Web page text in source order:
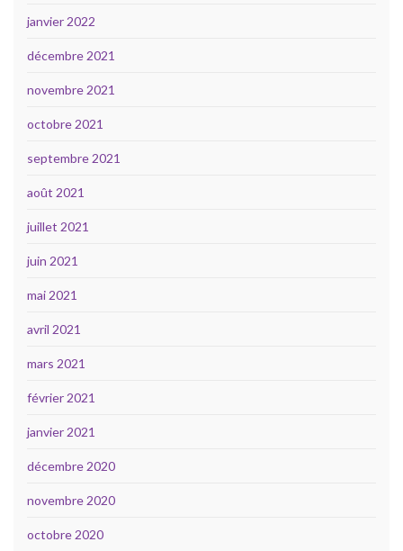
janvier 2022
décembre 2021
novembre 2021
octobre 2021
septembre 2021
août 2021
juillet 2021
juin 2021
mai 2021
avril 2021
mars 2021
février 2021
janvier 2021
décembre 2020
novembre 2020
octobre 2020